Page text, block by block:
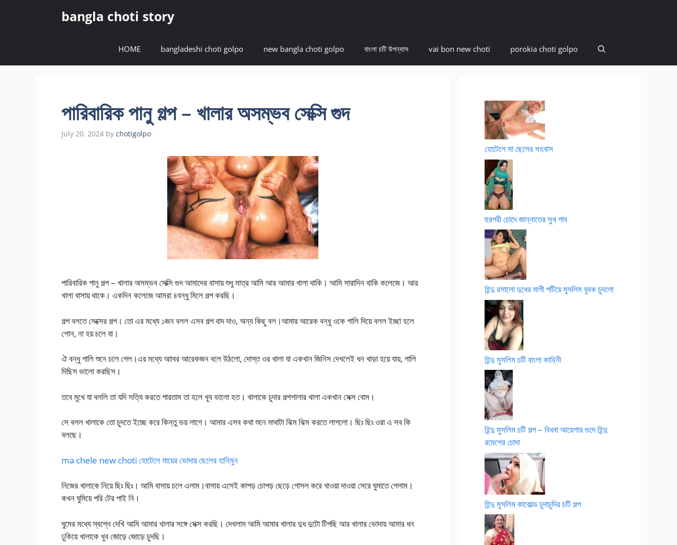
bangla choti story
HOME bangladeshi choti golpo new bangla choti golpo বাংলা চটি উপন্যাস vai bon new choti porokia choti golpo
পারিবারিক পানু গল্প – খালার অসম্ভব সেক্সি গুদ
July 20, 2024 by chotigolpo
পারিবারিক পানু গল্প – খালার অসম্ভব সেক্সি গুদ আমাদের বাসায় শুধু মাত্র আমি আর আমার খালা থাকি। আমি সারাদিন থাকি কলেজে। আর
খালা বাসায় থাকে। একদিন কলেজে আমরা ৪বন্ধু মিলে গল্প করছি।
গল্প বলতে সেক্সের গল্প। তো এর মধ্যে ১জন বলল এসব গল্প বাদ দাও, অন্য কিছু বল।আমার আরেক বন্ধু ওকে গালি দিয়ে বলল ইচ্ছা হলে
শোন, না হয় চলে যা।
ঐ বন্ধু গালি শুনে চলে গেল।এর মধ্যে আাবর আরেকজন বলে উঠলো, দোস্ত ওর খালা যা একখান জিনিস দেখলেই ধন খাড়া হয়ে যায়, গালি
দিছিস ভালো করছিস।
তবে মুখে যা বললি তা যদি সত্যি করতে পারতাম তা হলে খুব ভালো হত। খালাকে চুদার গল্পশালার খালা একখান সেক্স বোম।
সে বলল খালাকে তো চুদতে ইচ্ছে করে কিন্তু ভয় লাগে। আমার এসব কথা শুনে মাথাটা ঝিম ঝিম করতে লাগলো। ছিঃ ছিঃ ওরা এ সব কি
বলছে।
ma chele new choti হোটেলে মায়ের ভোদায় ছেলের হানিমুন
নিজের খালাকে নিয়ে ছিঃ ছিঃ। আমি বাসায় চলে এলাম।বাসায় এসেই কাপড় চোপড় ছেড়ে গোসল করে খাওয়া দাওয়া সেরে ঘুমাতে গেলাম।
কখন ঘুমিয়ে পরি টের পাই নি।
ঘুমের মধ্যে স্বপ্নে দেখি আমি আমার খালার সঙ্গে সেক্স করছি। দেখলাম আমি আমার খালার দুধ দুটো টিপছি আর খালার ভোদায় আমার ধন
ঢুকিয়ে খালাকে খুব জোড়ে জোড়ে চুদছি।
হোটেলে মা ছেলের সহবাস
হুরপরী চোদে জান্নাতের সুখ পাব
হিন্দু রসালো দুধের মাগী পটিয়ে মুসলিম যুবক চুদলো
হিন্দু মুসলিম চটি বাংলা কাহিনী
হিন্দু মুসলিম চটি গল্প – বিধবা আয়েশার গুদে হিন্দু
রমেশের চোদা
হিন্দু মুসলিম কাকোল্ড চুদাচুদির চটি গল্প